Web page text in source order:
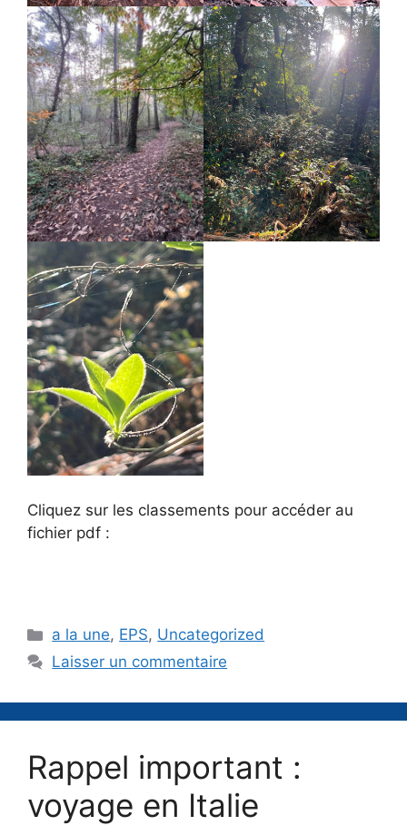
Cliquez sur les classements pour accéder au
fichier pdf :
Catégories
a la une, EPS, Uncategorized
Laisser un commentaire
Rappel important :
voyage en Italie